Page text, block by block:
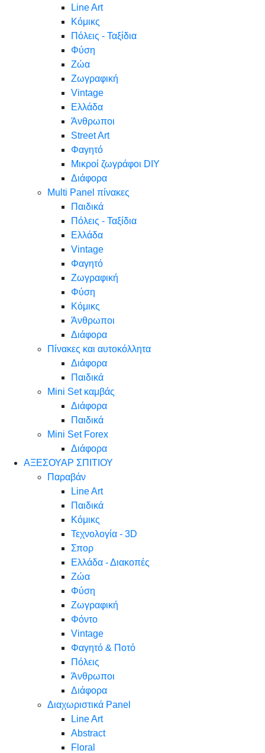
Line Art
Κόμικς
Πόλεις - Ταξίδια
Φύση
Ζώα
Ζωγραφική
Vintage
Ελλάδα
Άνθρωποι
Street Art
Φαγητό
Μικροί ζωγράφοι DIY
Διάφορα
Multi Panel πίνακες
Παιδικά
Πόλεις - Ταξίδια
Ελλάδα
Vintage
Φαγητό
Ζωγραφική
Φύση
Κόμικς
Άνθρωποι
Διάφορα
Πίνακες και αυτοκόλλητα
Διάφορα
Παιδικά
Mini Set καμβάς
Διάφορα
Παιδικά
Mini Set Forex
Διάφορα
ΑΞΕΣΟΥΑΡ ΣΠΙΤΙΟΥ
Παραβάν
Line Art
Παιδικά
Κόμικς
Τεχνολογία - 3D
Σπορ
Ελλάδα - Διακοπές
Ζώα
Φύση
Ζωγραφική
Φόντο
Vintage
Φαγητό & Ποτό
Πόλεις
Άνθρωποι
Διάφορα
Διαχωριστικά Panel
Line Art
Abstract
Floral